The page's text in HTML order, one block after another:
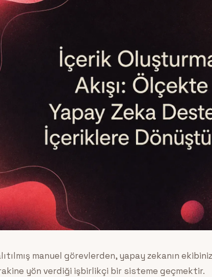
manuel görevlerden, yapay zekanın
yön verdiği işbirlikçi bir sisteme geçmektir.